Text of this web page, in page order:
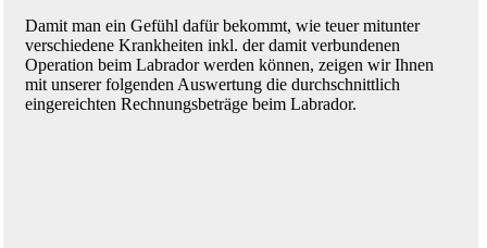
Damit man ein Gefühl dafür bekommt, wie teuer mitunter
verschiedene Krankheiten inkl. der damit verbundenen
Operation beim Labrador werden können, zeigen wir Ihnen
mit unserer folgenden Auswertung die durchschnittlich
eingereichten Rechnungsbeträge beim Labrador.